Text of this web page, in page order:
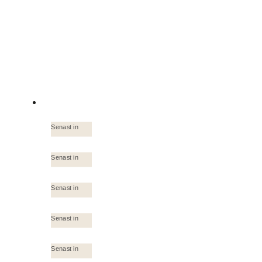
Senast in
Senast in
Senast in
Senast in
Senast in